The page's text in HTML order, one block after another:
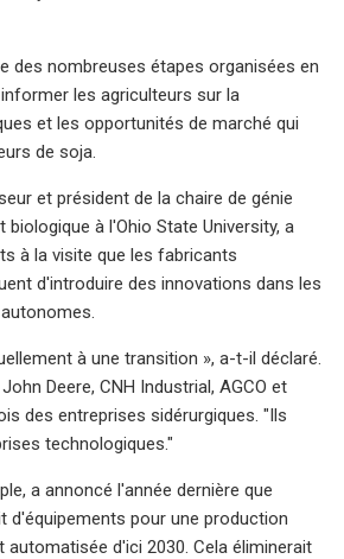
des nombreuses étapes organisées en
les agriculteurs sur la
et les opportunités de marché qui
de soja.
et président de la chaire de génie
biologique à l'Ohio State University, a
à la visite que les fabricants
d'introduire des innovations dans les
à une transition », a-t-il déclaré.
Deere, CNH Industrial, AGCO et
des entreprises sidérurgiques. "Ils
technologiques."
a annoncé l'année dernière que
d'équipements pour une production
automatisée d'ici 2030. Cela éliminerait